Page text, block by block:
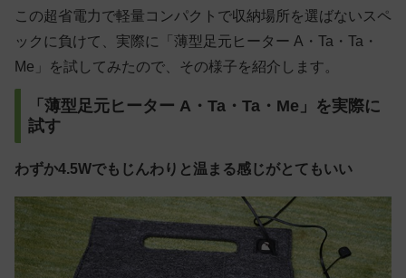
この超省電力で軽量コンパクトで収納場所を選ばないスペ
ックに負けて、実際に「薄型足元ヒーター A・Ta・Ta・
Me」を試してみたので、その様子を紹介します。
「薄型足元ヒーター A・Ta・Ta・Me」を実際に
試す
わずか4.5Wでもじんわりと温まる感じがとてもいい